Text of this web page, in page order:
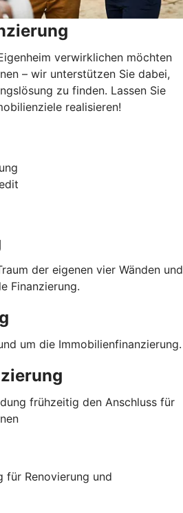
verwirklichen möchten
– wir unterstützen Sie dabei,
zu finden. Lassen Sie
realisieren!
der eigenen vier Wänden und
Finanzierung.
um die Immobilienfinanzierung.
frühzeitig den Anschluss für
für Renovierung und